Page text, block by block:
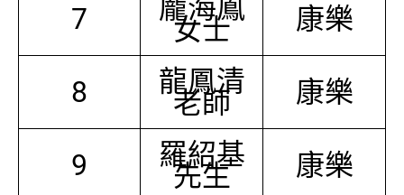
7 龐海鳳
女士 康樂
8 龍鳳清
老師 康樂
9 羅紹基
先生 康樂